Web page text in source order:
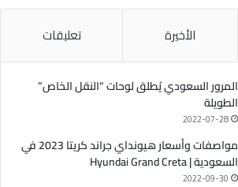
الأخيرة تعليقات
المرور السعودي يُطلق لوحات “النقل الخاص”
الطويلة
2022-07-28
مواصفات وأسعار هيونداي جراند كريتا 2023 في
السعودية | Hyundai Grand Creta
2022-09-30